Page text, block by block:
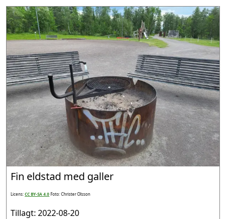
Fin eldstad med galler
Licens:CC BY-SA 4.0Foto: Christer Olsson
Tillagt: 2022-08-20